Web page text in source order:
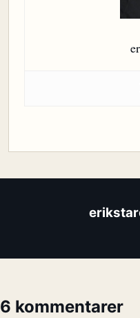
6 kommentarer